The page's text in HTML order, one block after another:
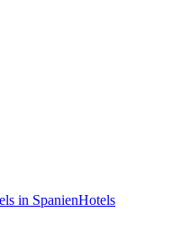
in SpanienHotels